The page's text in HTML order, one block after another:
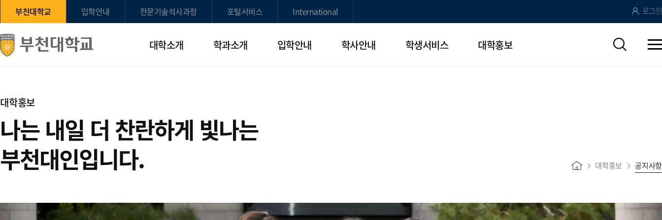
부천대학교 입학안내 전문기술석사과정 포털서비스 International 로그인
대학소개 학과소개 입학안내 학사안내 학생서비스 대학홍보
대학홍보 공지사항
대학홍보
나는 내일 더 찬란하게 빛나는
부천대인입니다.